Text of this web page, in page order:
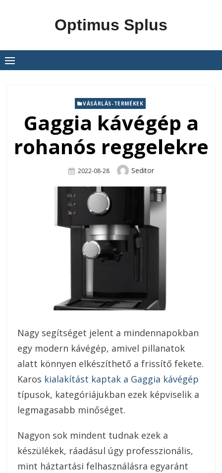
Optimus Splus
VÁSÁRLÁS-TERMÉKEK
Gaggia kávégép a
rohanós reggelekre
Posted
2022-08-28 Author
Seditor
Nagy segítséget jelent a mindennapokban
egy modern kávégép, amivel pillanatok
alatt könnyen elkészíthető a frissítő fekete.
Karos kialakítást kaptak a Gaggia kávégép
típusok, kategóriájukban ezek képviselik a
legmagasabb minőséget.
Nagyon sok mindent tudnak ezek a
készülékek, ráadásul úgy professzionális,
mint háztartási felhasználásra egyaránt